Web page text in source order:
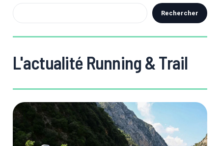
Rechercher
L'actualité Running & Trail